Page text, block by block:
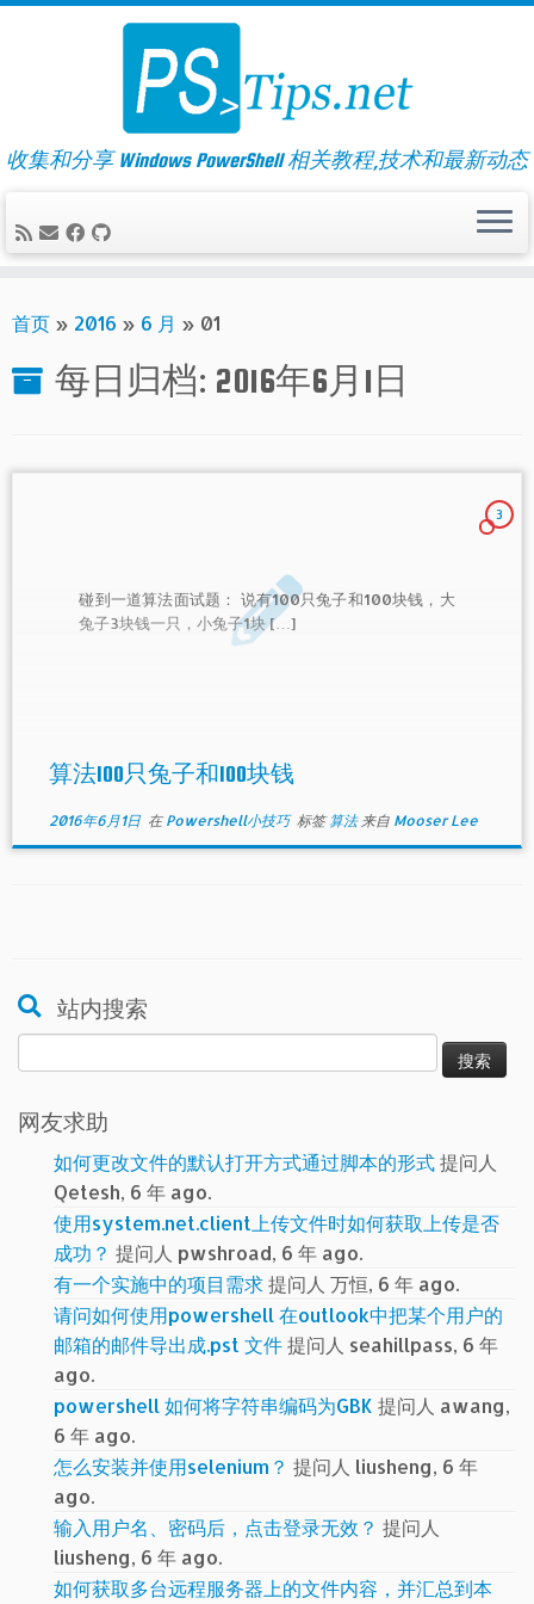
Skip
收集和分享 Windows PowerShell 相关教程,技术和最新动态
首页 » 2016 » 6 月 » 01
每日归档: 2016年6月1日
3
碰到一道算法面试题： 说有100只兔子和100块钱，大
兔子3块钱一只，小兔子1块 […]
算法100只兔子和100块钱
2016年6月1日在 Powershell小技巧 标签算法 来自 Mooser Lee
站内搜索
索：
网友求助
如何更改文件的默认打开方式通过脚本的形式提问人
Qetesh, 6 年 ago.
使用system.net.client上传文件时如何获取上传是否
成功？ 提问人 pwshroad, 6 年 ago.
有一个实施中的项目需求提问人 万恒, 6 年 ago.
请问如何使用powershell 在outlook中把某个用户的
邮箱的邮件导出成.pst 文件提问人 seahillpass, 6 年
ago.
powershell 如何将字符串编码为GBK 提问人 awang,
6 年 ago.
怎么安装并使用selenium？ 提问人 liusheng, 6 年
ago.
输入用户名、密码后，点击登录无效？ 提问人
liusheng, 6 年 ago.
如何获取多台远程服务器上的文件内容，并汇总到本